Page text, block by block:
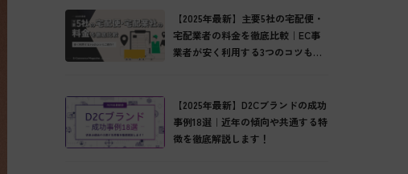
【2025年最新】主要5社の宅配便・
宅配業者の料金を徹底比較｜EC事
業者が安く利用する3つのコツもご
【2025年最新】D2Cブランドの成功
事例18選｜近年の傾向や共通する特
徴を徹底解説します！